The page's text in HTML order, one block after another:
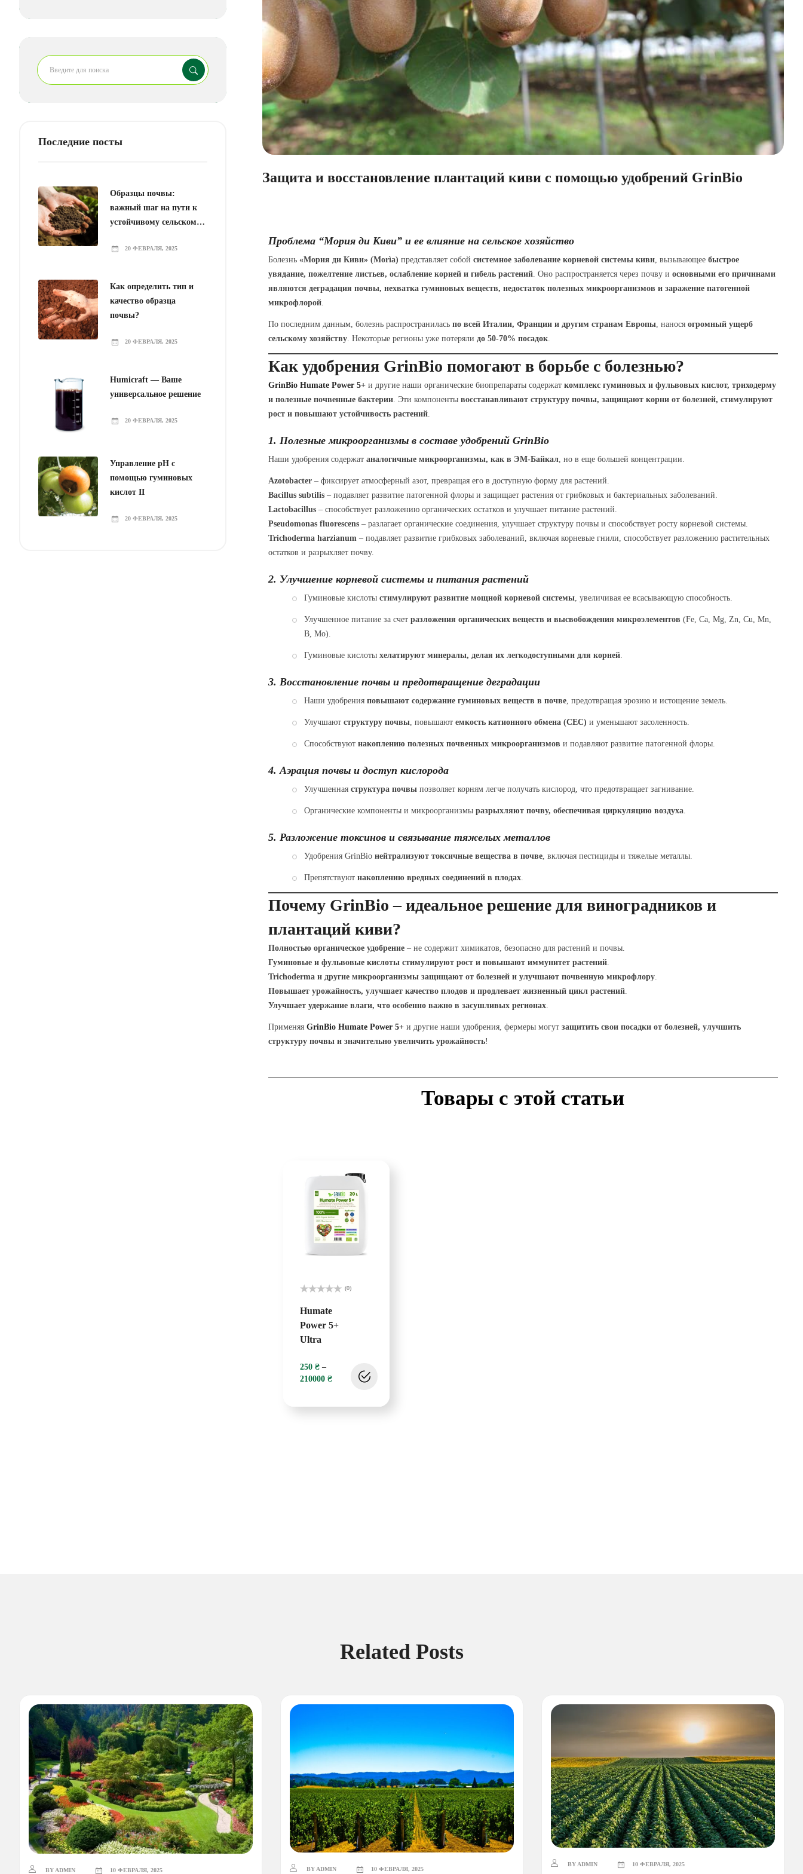
Последние посты
Образцы почвы:
важный шаг на пути к
устойчивому сельскому
20 ФЕВРАЛЯ, 2025
Как определить тип и
качество образца
почвы?
20 ФЕВРАЛЯ, 2025
Humicraft — Ваше
универсальное решение
20 ФЕВРАЛЯ, 2025
Управление pH с
помощью гуминовых
кислот II
20 ФЕВРАЛЯ, 2025
Защита и восстановление плантаций киви с помощью удобрений GrinBio
Проблема “Мория ди Киви” и ее влияние на сельское хозяйство
Болезнь «Мория ди Киви» (Morìa) представляет собой системное заболевание корневой системы киви, вызывающее быстрое
увядание, пожелтение листьев, ослабление корней и гибель растений. Оно распространяется через почву и основными его причинами
являются деградация почвы, нехватка гуминовых веществ, недостаток полезных микроорганизмов и заражение патогенной
микрофлорой.
По последним данным, болезнь распространилась по всей Италии, Франции и другим странам Европы, нанося огромный ущерб
сельскому хозяйству. Некоторые регионы уже потеряли до 50-70% посадок.
Как удобрения GrinBio помогают в борьбе с болезнью?
GrinBio Humate Power 5+и другие наши органические биопрепараты содержат комплекс гуминовых и фульвовых кислот, триходерму
и полезные почвенные бактерии. Эти компоненты восстанавливают структуру почвы, защищают корни от болезней, стимулируют
рост и повышают устойчивость растений.
1. Полезные микроорганизмы в составе удобрений GrinBio
Наши удобрения содержат аналогичные микроорганизмы, как в ЭМ-Байкал, но в еще большей концентрации.
Azotobacter– фиксирует атмосферный азот, превращая его в доступную форму для растений.
Bacillus subtilis– подавляет развитие патогенной флоры и защищает растения от грибковых и бактериальных заболеваний.
Lactobacillus– способствует разложению органических остатков и улучшает питание растений.
Pseudomonas fluorescens– разлагает органические соединения, улучшает структуру почвы и способствует росту корневой системы.
Trichoderma harzianum – подавляет развитие грибковых заболеваний, включая корневые гнили, способствует разложению растительных
остатков и разрыхляет почву.
2. Улучшение корневой системы и питания растений
Гуминовые кислоты стимулируют развитие мощной корневой системы, увеличивая ее всасывающую способность.
Улучшенное питание за счет разложения органических веществ и высвобождения микроэлементов (Fe, Ca, Mg, Zn, Cu, Mn,
B, Mo).
Гуминовые кислоты хелатируют минералы, делая их легкодоступными для корней.
3. Восстановление почвы и предотвращение деградации
Наши удобрения повышают содержание гуминовых веществ в почве, предотвращая эрозию и истощение земель.
Улучшают структуру почвы, повышают емкость катионного обмена (CEC) и уменьшают засоленность.
Способствуют накоплению полезных почвенных микроорганизмов и подавляют развитие патогенной флоры.
4. Аэрация почвы и доступ кислорода
Улучшенная структура почвыпозволяет корням легче получать кислород, что предотвращает загнивание.
Органические компоненты и микроорганизмы разрыхляют почву, обеспечивая циркуляцию воздуха.
5. Разложение токсинов и связывание тяжелых металлов
Удобрения GrinBio нейтрализуют токсичные вещества в почве, включая пестициды и тяжелые металлы.
Препятствуют накоплению вредных соединений в плодах.
Почему GrinBio – идеальное решение для виноградников и
плантаций киви?
Полностью органическое удобрение– не содержит химикатов, безопасно для растений и почвы.
Гуминовые и фульвовые кислоты стимулируют рост и повышают иммунитет растений.
Trichoderma и другие микроорганизмы защищают от болезней и улучшают почвенную микрофлору.
Повышает урожайность, улучшает качество плодов и продлевает жизненный цикл растений.
Улучшает удержание влаги, что особенно важно в засушливых регионах.
Применяя GrinBio Humate Power 5+и другие наши удобрения, фермеры могут защитить свои посадки от болезней, улучшить
структуру почвы и значительно увеличить урожайность!
Товары с этой статьи
0
5
(0)
Humate
Power 5+
Ultra
250 ₴ –
210000 ₴
Related Posts
BY ADMIN 10 ФЕВРАЛЯ, 2025 BY ADMIN 10 ФЕВРАЛЯ, 2025
BY ADMIN 10 ФЕВРАЛЯ, 2025